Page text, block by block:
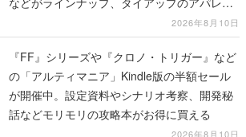
の「アルティマニア」Kindle版の半額セール
が開催中。設定資料やシナリオ考察、開発秘
話などモリモリの攻略本がお得に買える
2026年8月10日
『ポケモン』「ヤドン」のビーズソファがニ
トリ公式通販にて販売中。かわいらしい顔や